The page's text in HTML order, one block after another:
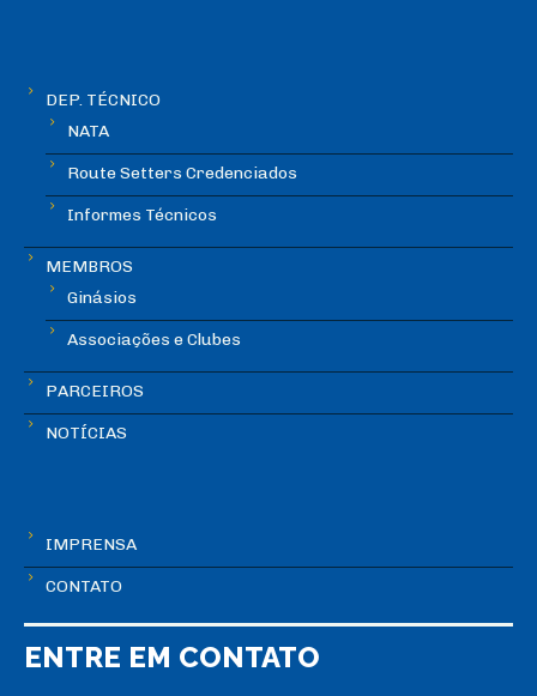
DEP. TÉCNICO
NATA
Route Setters Credenciados
Informes Técnicos
MEMBROS
Ginásios
Associações e Clubes
PARCEIROS
NOTÍCIAS
IMPRENSA
CONTATO
ENTRE EM CONTATO